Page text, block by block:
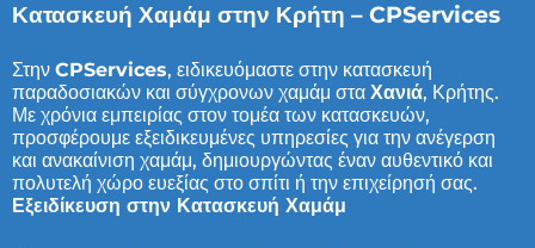
Κατασκευή Χαμάμ στην Κρήτη – CPServices
Στην CPServices, ειδικευόμαστε στην κατασκευή
παραδοσιακών και σύγχρονων χαμάμ στα Χανιά, Κρήτης.
Με χρόνια εμπειρίας στον τομέα των κατασκευών,
προσφέρουμε εξειδικευμένες υπηρεσίες για την ανέγερση
και ανακαίνιση χαμάμ, δημιουργώντας έναν αυθεντικό και
πολυτελή χώρο ευεξίας στο σπίτι ή την επιχείρησή σας.
Εξειδίκευση στην Κατασκευή Χαμάμ